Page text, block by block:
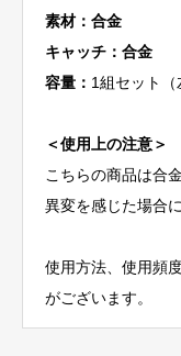
素材：合金
キャッチ：合金
容量： 1組セット（
＜使用上の注意＞
こちらの商品は合
異変を感じた場合
使用方法、使用頻
がございます。